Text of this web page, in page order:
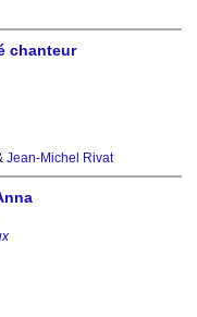
chanteur
Jean-Michel Rivat